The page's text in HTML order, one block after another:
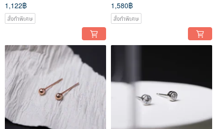
1,122฿
สั่งทำพิเศษ
1,580฿
สั่งทำพิเศษ